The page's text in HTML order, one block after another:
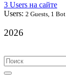
3 Users на сайте
Users: 2 Guests, 1 Bot
2026
Search
for: